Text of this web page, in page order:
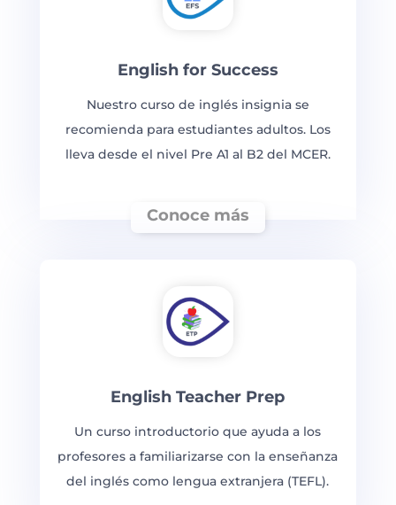
English for Success
Nuestro curso de inglés insignia se
recomienda para estudiantes adultos. Los
lleva desde el nivel Pre A1 al B2 del MCER.
Conoce más
English Teacher Prep
Un curso introductorio que ayuda a los
profesores a familiarizarse con la enseñanza
del inglés como lengua extranjera (TEFL).